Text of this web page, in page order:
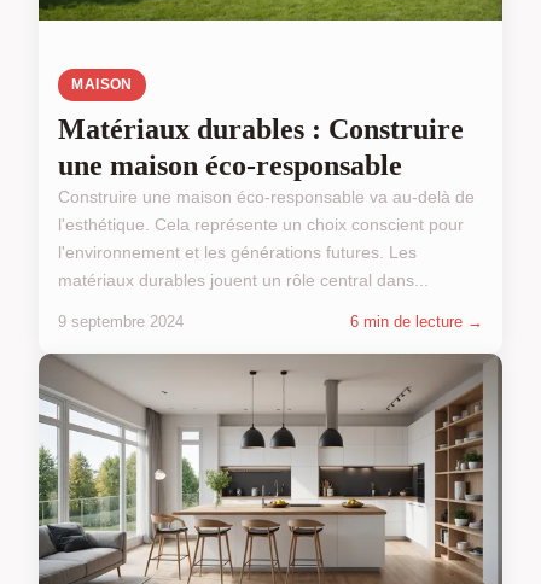
MAISON
Matériaux durables : Construire
une maison éco-responsable
Construire une maison éco-responsable va au-delà de
l'esthétique. Cela représente un choix conscient pour
l'environnement et les générations futures. Les
matériaux durables jouent un rôle central dans...
9 septembre 2024 6 min de lecture →